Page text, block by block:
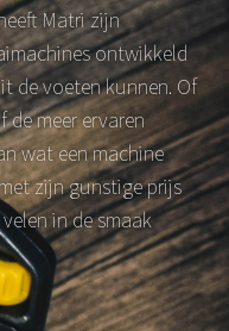
Matri zijn
ontwikkeld
de voeten kunnen. Of
meer ervaren
wat een machine
zijn gunstige prijs
in de smaak